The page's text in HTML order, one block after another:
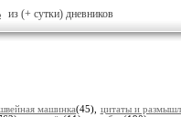
из (+ сутки) дневников
машинка(45), цитаты и